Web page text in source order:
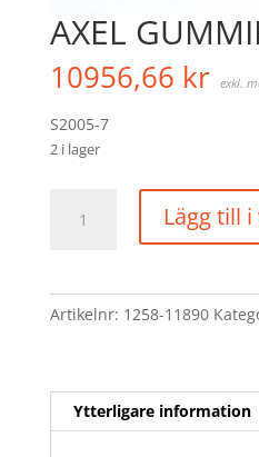
AXEL
10956,66 kr exkl.
S2005-7
2 i lager
GUMMIFJÄDER
Lägg till
Artikelnr: 1258-11890
Ytterligare information